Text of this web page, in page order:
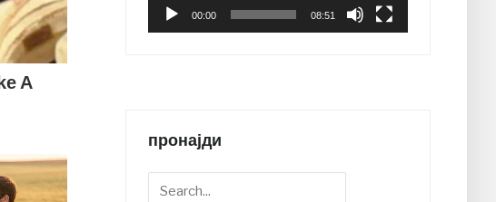
00:00 08:51
пронајди